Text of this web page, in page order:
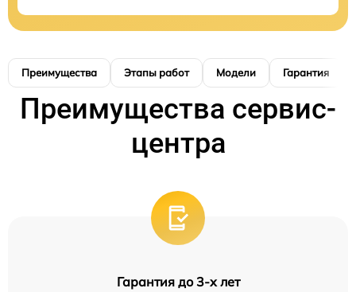
Преимущества Этапы работ Модели Гарантия
Преимущества сервис-
центра
Гарантия до 3-х лет